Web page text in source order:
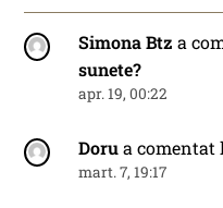
Simona Btz a
sunete?
apr. 19, 00:22
Dorua
mart. 7, 19:17